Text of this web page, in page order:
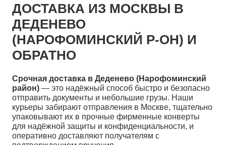
ДОСТАВКА ИЗ МОСКВЫ В
ДЕДЕНЕВО
(НАРОФОМИНСКИЙ Р-ОН) И
ОБРАТНО
Срочная доставка в Деденево (Нарофоминский
район) — это надёжный способ быстро и безопасно
отправить документы и небольшие грузы. Наши
курьеры забирают отправления в Москве, тщательно
упаковывают их в прочные фирменные конверты
для надёжной защиты и конфиденциальности, и
оперативно доставляют получателям с